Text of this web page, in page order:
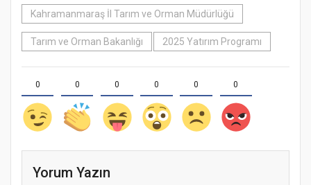
Kahramanmaraş İl Tarım ve Orman Müdürlüğü
Tarım ve Orman Bakanlığı 2025 Yatırım Programı
0 0 0 0 0 0
Yorum Yazın